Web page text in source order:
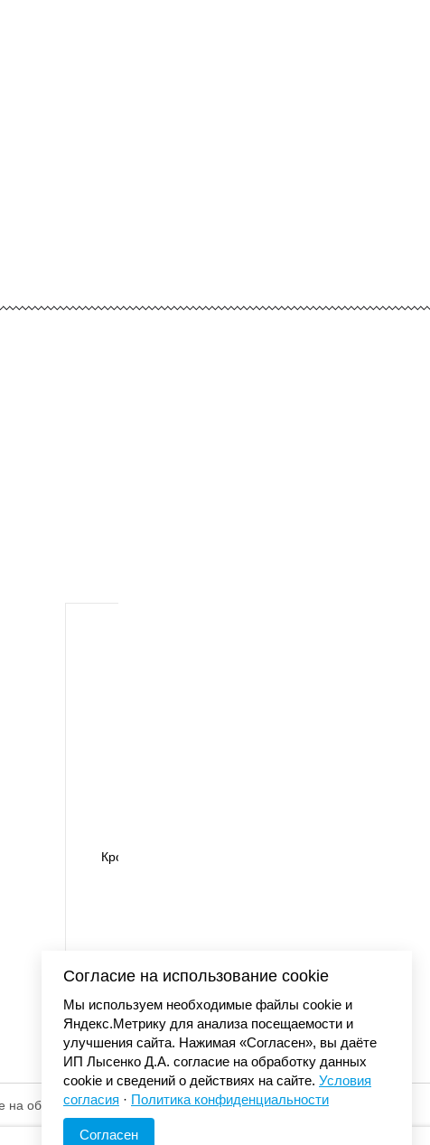
030
© «Элемент». 2013-2026 Все права защищены.
на обработку
Согласие на использование cookie
Мы используем необходимые файлы cookie и
Яндекс.Метрику для анализа посещаемости и
улучшения сайта. Нажимая «Согласен», вы даёте
ИП Лысенко Д.А. согласие на обработку данных
cookie и сведений о действиях на сайте. Условия
согласия · Политика конфиденциальности
Согласен